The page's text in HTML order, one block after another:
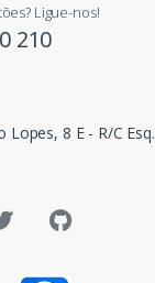
Ligue-nos!
210
Lopes, 8 E - R/C Esq.